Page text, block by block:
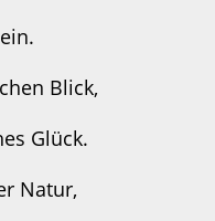
Blick,
Glück.
Natur,